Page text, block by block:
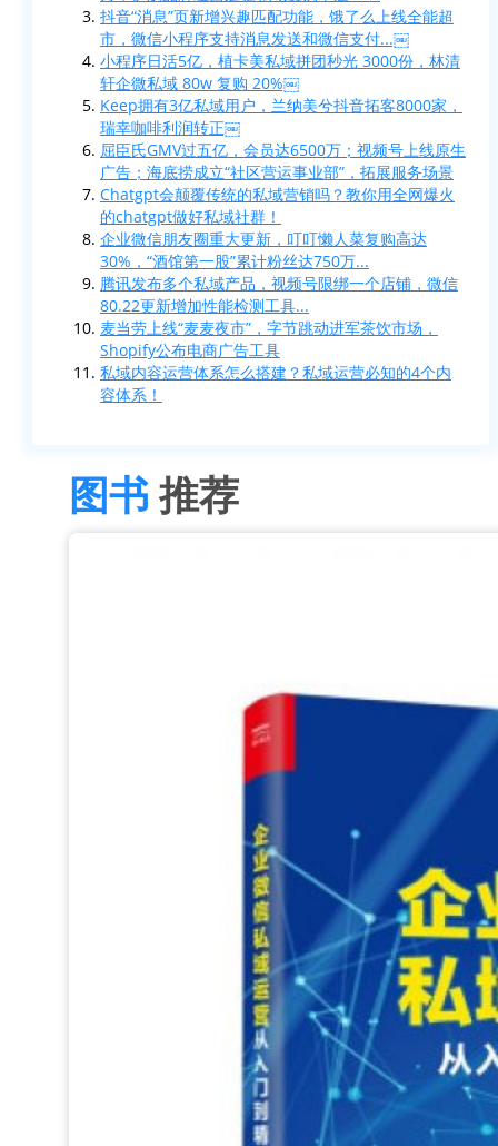
抖音“消息”页新增兴趣匹配功能，饿了么上线全能超
市，微信小程序支持消息发送和微信支付...￼
小程序日活5亿，植卡美私域拼团秒光 3000份，林清
轩企微私域 80w 复购 20%￼
Keep拥有3亿私域用户，兰纳美兮抖音拓客8000家，
瑞幸咖啡利润转正￼
屈臣氏GMV过五亿，会员达6500万；视频号上线原生
广告；海底捞成立“社区营运事业部”，拓展服务场景
Chatgpt会颠覆传统的私域营销吗？教你用全网爆火
的chatgpt做好私域社群！
企业微信朋友圈重大更新，叮叮懒人菜复购高达
30%，“酒馆第一股”累计粉丝达750万...
腾讯发布多个私域产品，视频号限绑一个店铺，微信
80.22更新增加性能检测工具...
麦当劳上线“麦麦夜市”，字节跳动进军茶饮市场，
Shopify公布电商广告工具
私域内容运营体系怎么搭建？私域运营必知的4个内
容体系！
图书推荐